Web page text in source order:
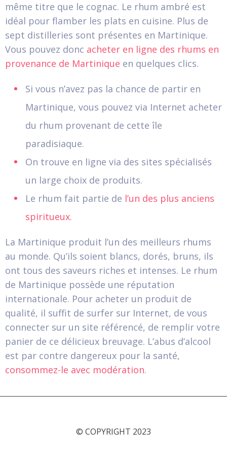
même titre que le cognac. Le rhum ambré est
idéal pour flamber les plats en cuisine. Plus de
sept distilleries sont présentes en Martinique.
Vous pouvez donc acheter en ligne des rhums en
provenance de Martinique en quelques clics.
Si vous n’avez pas la chance de partir en
Martinique, vous pouvez via Internet acheter
du rhum provenant de cette île
paradisiaque.
On trouve en ligne via des sites spécialisés
un large choix de produits.
Le rhum fait partie de l’un des plus anciens
spiritueux.
La Martinique produit l’un des meilleurs rhums
au monde. Qu’ils soient blancs, dorés, bruns, ils
ont tous des saveurs riches et intenses. Le rhum
de Martinique possède une réputation
internationale. Pour acheter un produit de
qualité, il suffit de surfer sur Internet, de vous
connecter sur un site référencé, de remplir votre
panier de ce délicieux breuvage. L’abus d’alcool
est par contre dangereux pour la santé,
consommez-le avec modération.
© COPYRIGHT 2023